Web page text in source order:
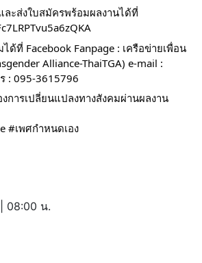
ด้ที่ Facebook Fanpage : เครือข่ายเพื่อน
Alliance-ThaiTGA) e-mail :
: 095-3615796
การเปลี่ยนแปลงทางสังคมผ่านผลงาน
#เพศกำหนดเอง
08:00 น.